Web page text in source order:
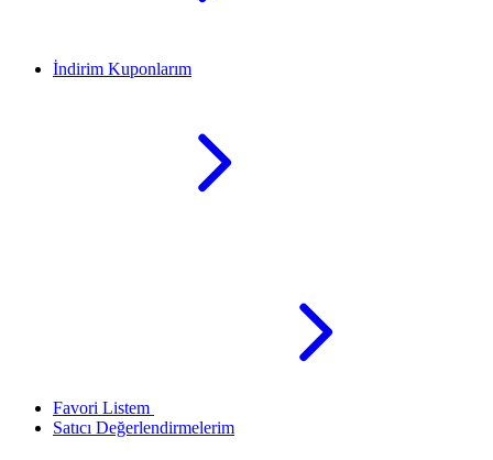
İndirim Kuponlarım
Favori Listem
Satıcı Değerlendirmelerim